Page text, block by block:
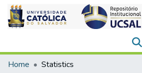
Communities & Collections
Home Statistics